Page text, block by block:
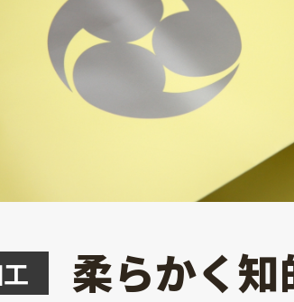
柔らかく